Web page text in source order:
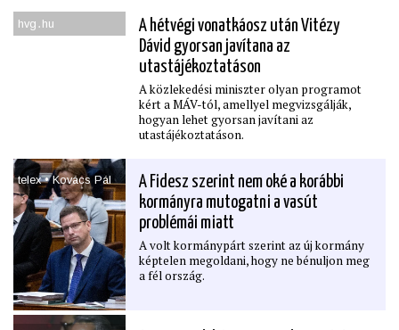
is ki kell térnie.
hvg․hu
A hétvégi vonatkáosz után Vitézy
Dávid gyorsan javítana az
utastájékoztatáson
A közlekedési miniszter olyan programot
kért a MÁV-tól, amellyel megvizsgálják,
hogyan lehet gyorsan javítani az
utastájékoztatáson.
telex • Kovács Pál
A Fidesz szerint nem oké a korábbi
kormányra mutogatni a vasút
problémái miatt
A volt kormánypárt szerint az új kormány
képtelen megoldani, hogy ne bénuljon meg
a fél ország.